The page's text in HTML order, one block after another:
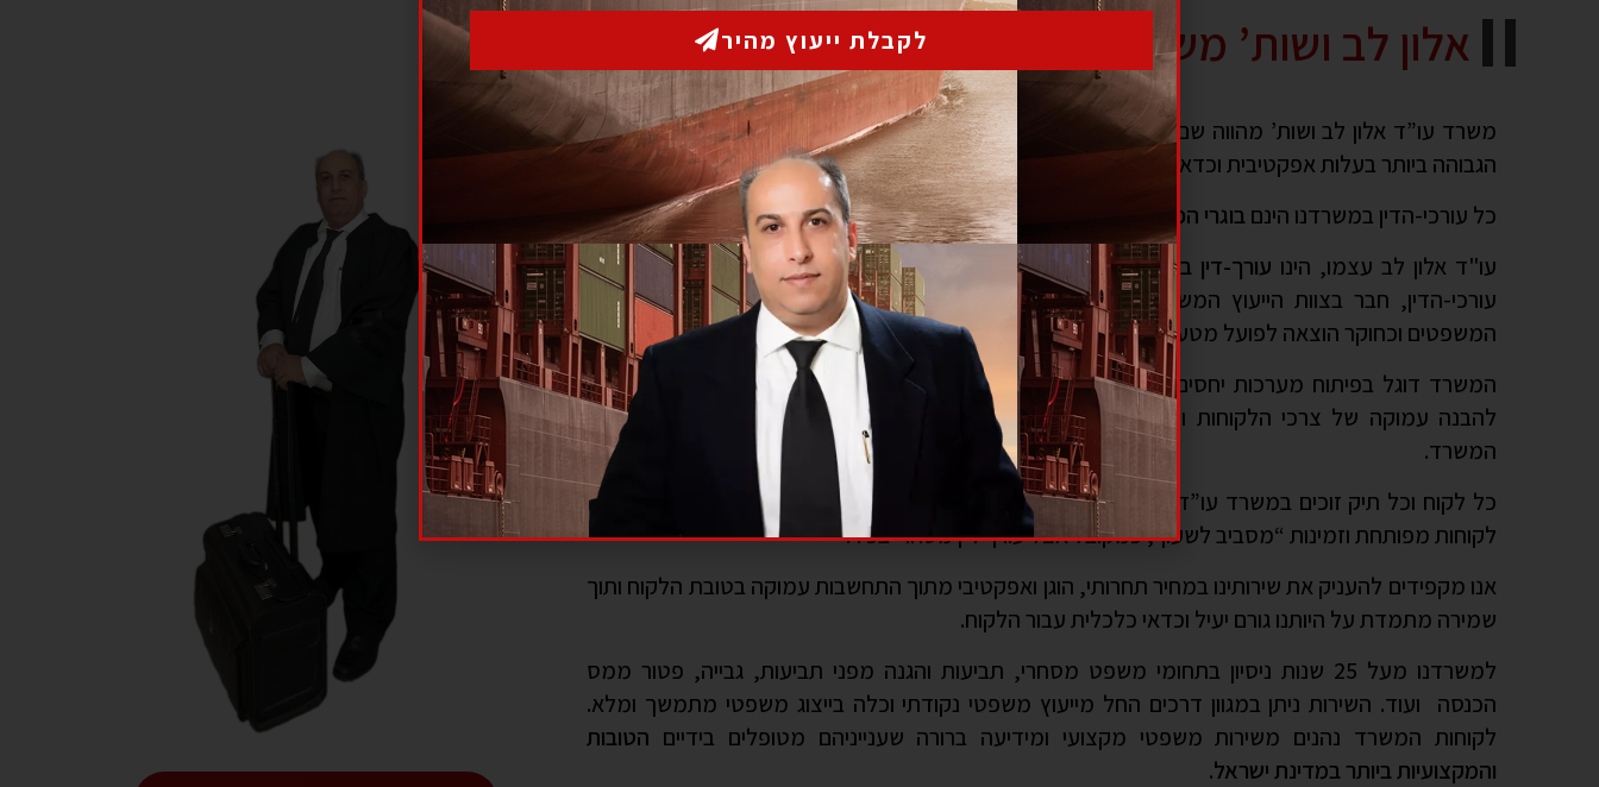
אלון לב ושות’ משרד עורכי דין ונוטריון
משרד עו”ד אלון לב ושות’ מהווה שם נרדף למצויינות משפטית, והענקת שירות משפטי ברמה המקצועית
הגבוהה ביותר בעלות אפקטיבית וכדאית ללקוח.
כל עורכי-הדין במשרדנו הינםבוגרי הפקולטה למשפטים באוניברסיטת ת”א.
עו"ד אלון לב עצמו, הינו עורך-דין בכיר, בעל ותק של 25 שנות ניסיון , התקבלבהצטיינות
כחבר בלשכת
עורכי-הדין, חבר בצוות הייעוץ המשפטי של קבוצת ‘אני שולמן’, מכהן כנוטריון מוסמך מטעם משרד
המשפטים וכחוקר הוצאה לפועל מטעם רשות האכיפה והגבייה.
המשרד דוגל בפיתוח מערכות יחסים ארוכות טווח עם לקוחותיו ומשקיע כל מאמץ דרוש על מנת להגיע
להבנה עמוקה של צרכי הלקוחות ומטרותיהם, ובכדי למצוא פתרונות יצירתיים לאתגרים הניצבים בפני
המשרד.
כל לקוח וכל תיק זוכים במשרד עו”ד אלון לב לטיפול אישי ומסור מאין כמותו, וזאת הודות לתודעת שירות
לקוחות מפותחת וזמינות “מסביב לשעון”, כמקובל אצל עורך דין מסחרי בכיר.
אנו מקפידים להעניק את שירותינו במחיר תחרותי, הוגן ואפקטיבי מתוך התחשבות עמוקה בטובת הלקוח ותוך
שמירה מתמדת על היותנו גורם יעיל וכדאי כלכלית עבור הלקוח.
למשרדנו מעל 25 שנות ניסיון בתחומי משפט מסחרי, תביעות והגנה מפני תביעות, גבייה, פטור ממס
הכנסה ועוד. השירות ניתן במגוון דרכים החל מייעוץ משפטי נקודתי וכלה בייצוג משפטי מתמשך ומלא.
לקוחות המשרד נהנים משירות משפטי מקצועי ומידיעה ברורה שענייניהם מטופלים בידיים הטובות
והמקצועיות ביותר במדינת ישראל.
לקבלת ייעוץ מהיר